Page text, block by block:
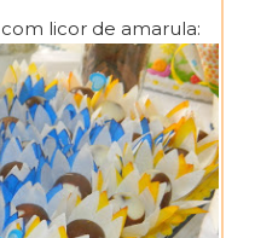
licor de amarula: